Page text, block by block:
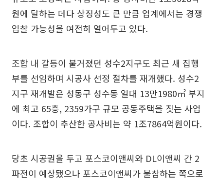
원에 달하는 데다 상징성도 큰 만큼 업계에서는 경쟁
입찰 가능성을 여전히 열어두고 있다.
조합 내 갈등이 불거졌던 성수2지구도 최근 새 집행
부를 선임하며 시공사 선정 절차를 재개했다. 성수2
지구 재개발은 성동구 성수동 일대 13만1980㎡ 부지
에 최고 65층, 2359가구 규모 공동주택을 짓는 사업
이다. 조합이 추산한 공사비는 약 1조7864억원이다.
당초 시공권을 두고 포스코이앤씨와 DL이앤씨 간 2
파전이 예상됐으나 포스코이앤씨가 불참하는 쪽으로